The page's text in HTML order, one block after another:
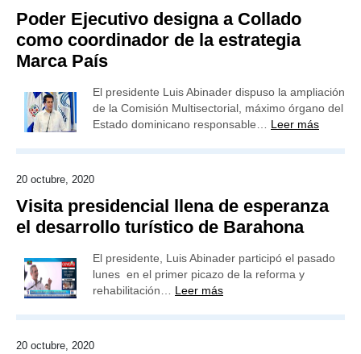
Poder Ejecutivo designa a Collado
como coordinador de la estrategia
Marca País
El presidente Luis Abinader dispuso la ampliación
de la Comisión Multisectorial, máximo órgano del
Estado dominicano responsable… Leer más
20 octubre, 2020
Visita presidencial llena de esperanza
el desarrollo turístico de Barahona
El presidente, Luis Abinader participó el pasado
lunes en el primer picazo de la reforma y
rehabilitación… Leer más
20 octubre, 2020